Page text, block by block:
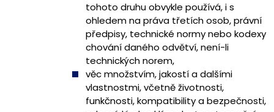
tohoto druhu obvykle používá, i s
ohledem na práva třetích osob, právní
předpisy, technické normy nebo kodexy
chování daného odvětví, není-li
technických norem,
věc množstvím, jakostí a dalšími
vlastnostmi, včetně životnosti,
funkčnosti, kompatibility a bezpečnosti,